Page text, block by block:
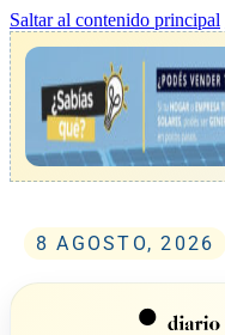
Saltar al contenido principal
8 AGOSTO, 2026